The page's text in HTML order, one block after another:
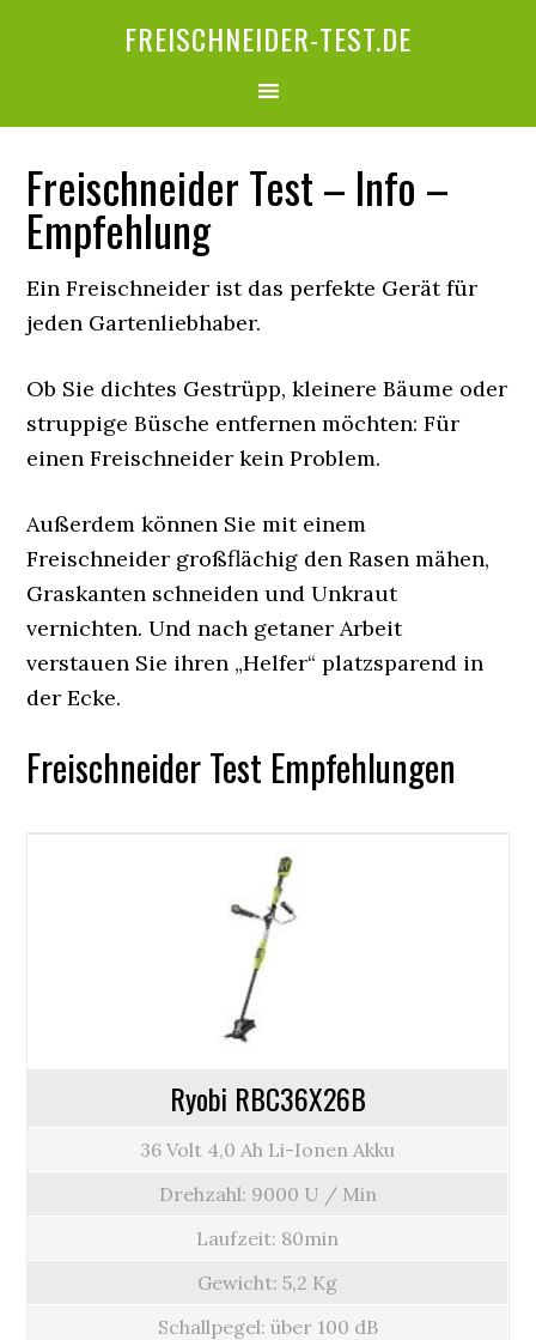
FREISCHNEIDER-TEST.DE
Freischneider Test – Info –
Empfehlung
Ein Freischneider ist das perfekte Gerät für
jeden Gartenliebhaber.
Ob Sie dichtes Gestrüpp, kleinere Bäume oder
struppige Büsche entfernen möchten: Für
einen Freischneider kein Problem.
Außerdem können Sie mit einem
Freischneider großflächig den Rasen mähen,
Graskanten schneiden und Unkraut
vernichten. Und nach getaner Arbeit
verstauen Sie ihren „Helfer“ platzsparend in
der Ecke.
Freischneider Test Empfehlungen
Ryobi RBC36X26B
36 Volt 4,0 Ah Li-Ionen Akku
Drehzahl: 9000 U / Min
Laufzeit: 80min
Gewicht: 5,2 Kg
Schallpegel: über 100 dB